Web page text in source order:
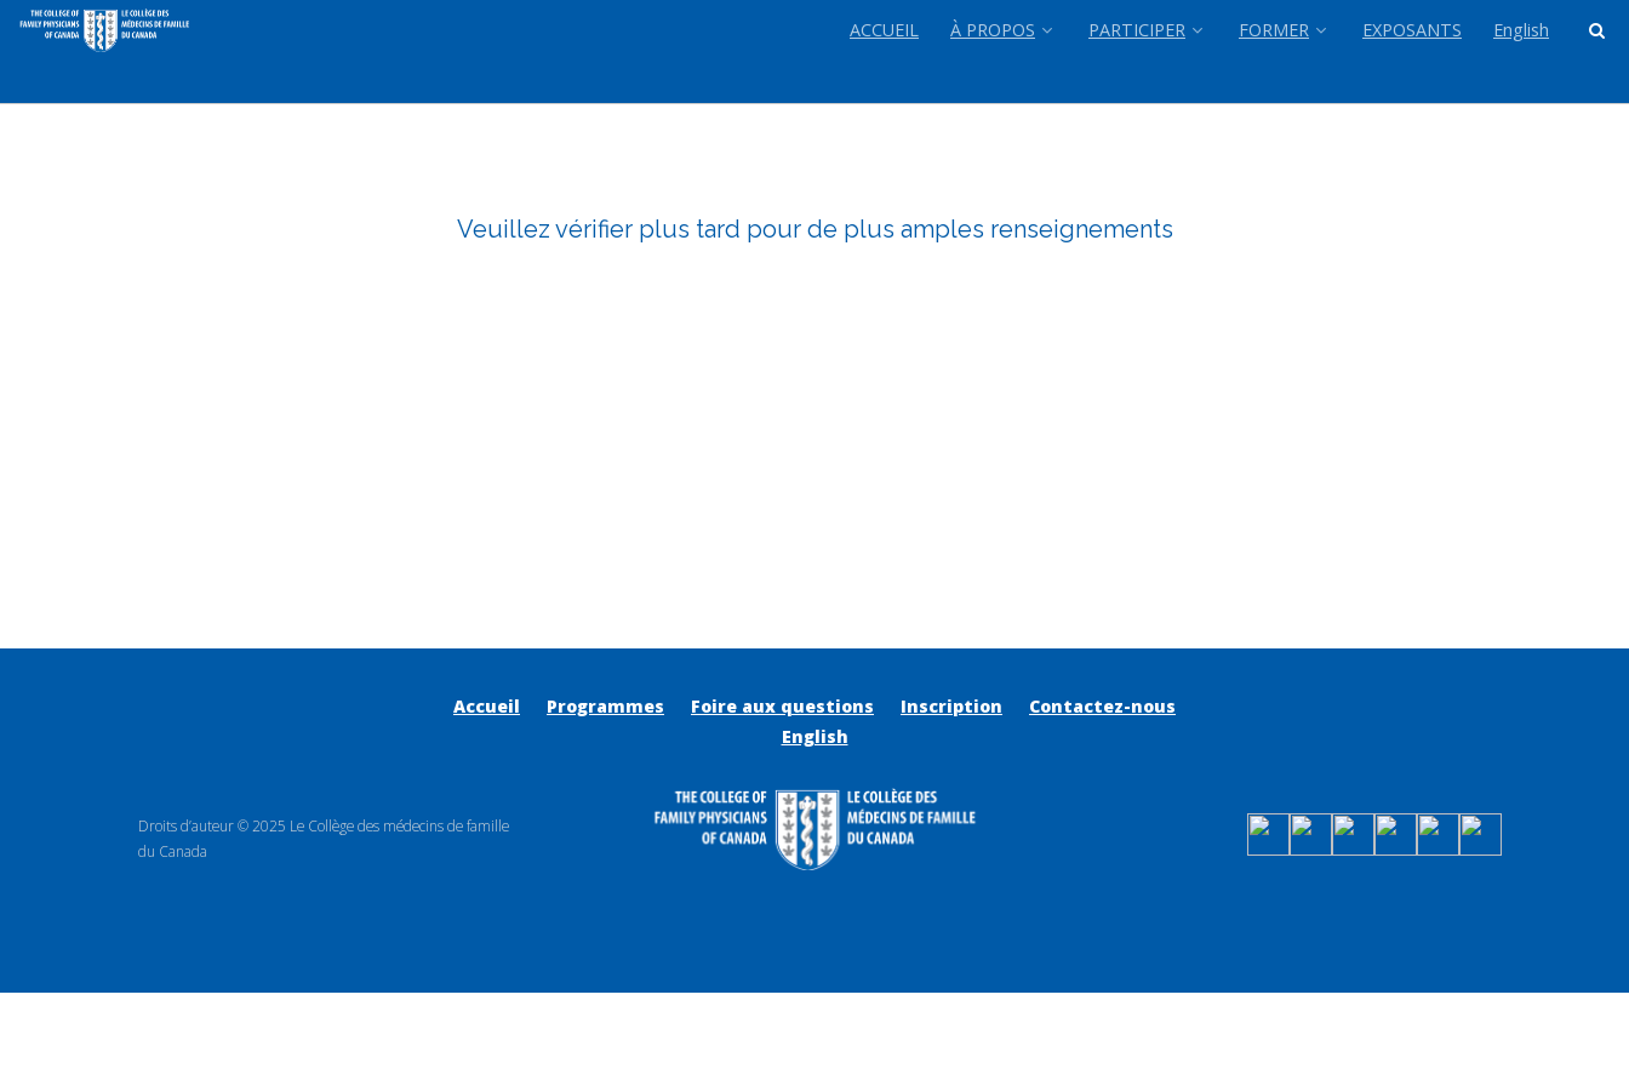
ACCUEIL À PROPOS PARTICIPER FORMER EXPOSANTS English
Veuillez vérifier plus tard pour de plus amples renseignements
Accueil Programmes Foire aux questions Inscription
Contactez-nous
English
Droits d’auteur © 2025 Le Collège des médecins de famille
du Canada